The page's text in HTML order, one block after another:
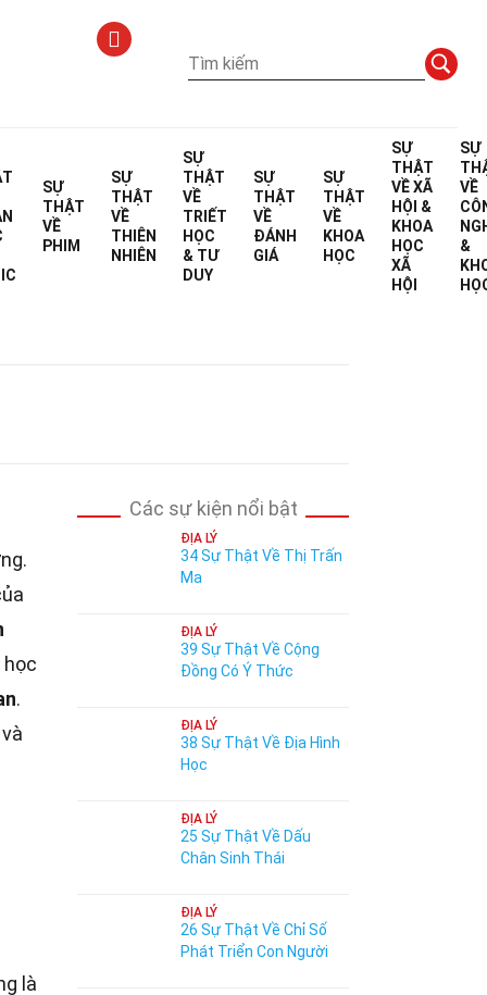
SỰ
THẬT
VỀ
PHIM
SỰ
THẬT
VỀ
THIÊN
NHIÊN
SỰ
THẬT
VỀ
TRIẾT
HỌC
& TƯ
DUY
SỰ
THẬT
VỀ
ĐÁNH
GIÁ
SỰ
THẬT
VỀ
KHOA
HỌC
SỰ
THẬT
VỀXÃ
HỘI &
KHOA
HỌC
XÃ
HỘI
SỰ
VỀ
&
tập
học
.
là
Các sự kiện nổi bật
ĐỊA LÝ
34 Sự Thật Về Thị Trấn
Ma
ĐỊA LÝ
39 Sự Thật Về Cộng
Đồng Có Ý Thức
ĐỊA LÝ
38 Sự Thật Về Địa Hình
Học
ĐỊA LÝ
25 Sự Thật Về Dấu
Chân Sinh Thái
ĐỊA LÝ
26 Sự Thật Về Chỉ Số
Phát Triển Con Người